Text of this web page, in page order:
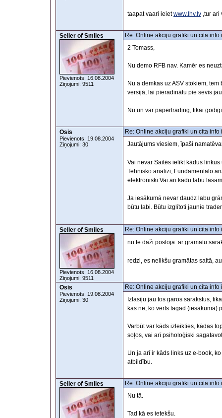
taapat vaari ieietwww.lhv.lv ,tur ari
Seller of Smiles
Pievienots: 16.08.2004
Ziņojumi: 9511
Re: Online akciju grafiki un cita info
2 Tomass,
Nu demo RFB nav. Kamēr es
Nu a demkas uz ASV stokiem,
versijā, lai pieradinātu pie sevis
Nu un var papertrading, tikai
Osis
Pievienots: 19.08.2004
Ziņojumi: 30
Re: Online akciju grafiki un cita info
Jautājums viesiem, īpaši
Vai nevar Saitēs ielikt kādus
Tehnisko analīzi, Fundamentālo
elektroniski.Vai arī kādu labu
Ja iesākumā nevar daudz labu
būtu labi. Būtu izglītoti jaunie
Seller of Smiles
Pievienots: 16.08.2004
Ziņojumi: 9511
Re: Online akciju grafiki un cita info
nu te daži postoja. ar grāmatu
redzi, es nelikšu gramātas saitā,
Osis
Pievienots: 19.08.2004
Ziņojumi: 30
Re: Online akciju grafiki un cita info
Izlasīju jau tos garos sarakstus,
kas ne, ko vērts tagad (iesākumā)
Varbūt var kāds izteikties, kādas
soļos, vai arī psiholoģiski
Un ja arī ir kāds links uz e-book,
atbildību.
Seller of Smiles
Re: Online akciju grafiki un cita info
Nu tā.
Tad kā es ietekšu.